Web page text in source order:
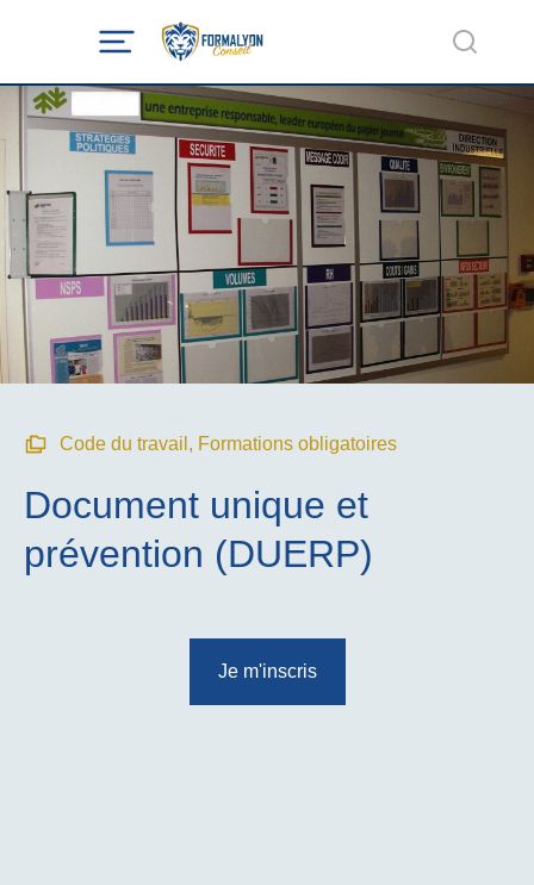
Code du travail , Formations obligatoires
Document unique et
prévention (DUERP)
Je m'inscris